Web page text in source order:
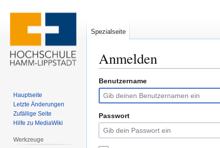
Anmelden
Zur
Navigation
springen
Zur
Suche
springen
Benutzername
Passwort
Spezialseite
Hauptseite
Letzte Änderungen
Zufällige Seite
Hilfe zu MediaWiki
Werkzeuge